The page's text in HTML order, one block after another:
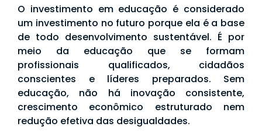
O investimento em educação é considerado
um investimento no futuro porque ela é a base
de todo desenvolvimento sustentável. É por
meio da educação que se formam
profissionais qualificados, cidadãos
conscientes e líderes preparados. Sem
educação, não há inovação consistente,
crescimento econômico estruturado nem
redução efetiva das desigualdades.